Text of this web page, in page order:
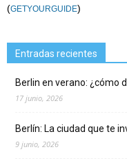
(GETYOURGUIDE)
Entradas recientes
Berlin en verano: ¿cómo
17 junio, 2026
Berlín: La ciudad que te
9 junio, 2026